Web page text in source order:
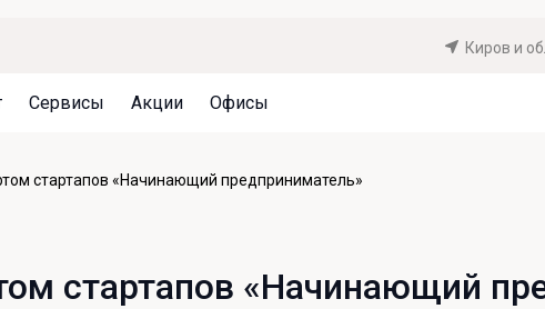
Киров и
Система страхования вкладов
Архив вкладов
Привилегии для клиентов
Реструктуризация
Документы
Кешбэк
Сервисы
Акции
Офисы
стартапов «Начинающий предприниматель»
стартапов «Начинающий